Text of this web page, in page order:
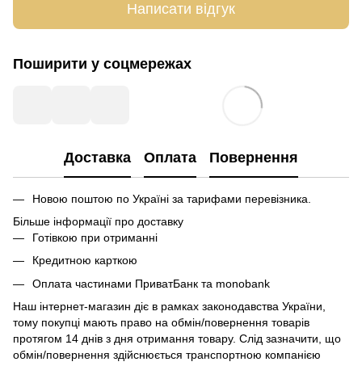
Написати відгук
Поширити у соцмережах
Доставка Оплата Повернення
Новою поштою по Україні за тарифами перевізника.
Більше інформації про доставку
Готівкою при отриманні
Кредитною карткою
Оплата частинами ПриватБанк та monobank
Наш інтернет-магазин діє в рамках законодавства України,
тому покупці мають право на обмін/повернення товарів
протягом 14 днів з дня отримання товару. Слід зазначити, що
обмін/повернення здійснюється транспортною компанією